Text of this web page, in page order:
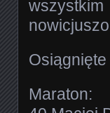
Maraton: